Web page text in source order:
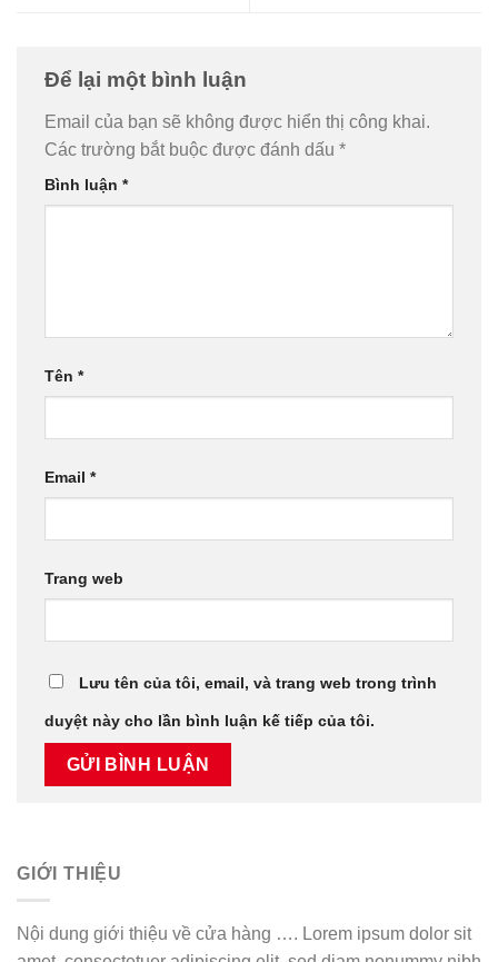
Để lại một bình luận
Email của bạn sẽ không được hiển thị công khai.
Các trường bắt buộc được đánh dấu *
Bình luận *
Tên *
Email *
Trang web
Lưu tên của tôi, email, và trang web trong trình
duyệt này cho lần bình luận kế tiếp của tôi.
GIỚI THIỆU
Nội dung giới thiệu về cửa hàng …. Lorem ipsum dolor sit